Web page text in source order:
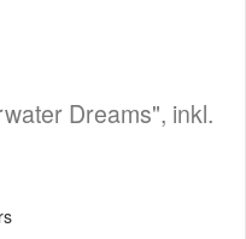
Dreams", inkl.